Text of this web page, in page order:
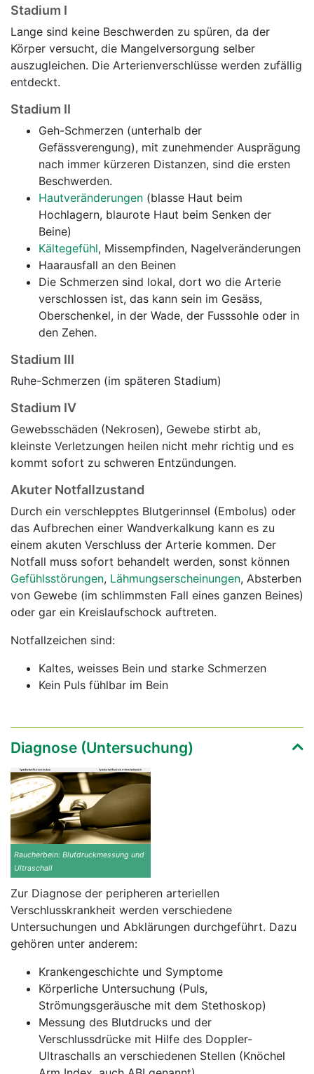
Stadium I
Lange sind keine Beschwerden zu spüren, da der
Körper versucht, die Mangelversorgung selber
auszugleichen. Die Arterienverschlüsse werden zufällig
entdeckt.
Stadium II
Geh-Schmerzen (unterhalb der
Gefässverengung), mit zunehmender Ausprägung
nach immer kürzeren Distanzen, sind die ersten
Beschwerden.
Hautveränderungen (blasse Haut beim
Hochlagern, blaurote Haut beim Senken der
Beine)
Kältegefühl, Missempfinden, Nagelveränderungen
Haarausfall an den Beinen
Die Schmerzen sind lokal, dort wo die Arterie
verschlossen ist, das kann sein im Gesäss,
Oberschenkel, in der Wade, der Fusssohle oder in
den Zehen.
Stadium III
Ruhe-Schmerzen (im späteren Stadium)
Stadium IV
Gewebsschäden (Nekrosen), Gewebe stirbt ab,
kleinste Verletzungen heilen nicht mehr richtig und es
kommt sofort zu schweren Entzündungen.
Akuter Notfallzustand
Durch ein verschlepptes Blutgerinnsel (Embolus) oder
das Aufbrechen einer Wandverkalkung kann es zu
einem akuten Verschluss der Arterie kommen. Der
Notfall muss sofort behandelt werden, sonst können
Gefühlsstörungen, Lähmungserscheinungen, Absterben
von Gewebe (im schlimmsten Fall eines ganzen Beines)
oder gar ein Kreislaufschock auftreten.
Notfallzeichen sind:
Kaltes, weisses Bein und starke Schmerzen
Kein Puls fühlbar im Bein
Diagnose (Untersuchung)
Raucherbein: Blutdruckmessung und
Ultraschall
Zur Diagnose der peripheren arteriellen
Verschlusskrankheit werden verschiedene
Untersuchungen und Abklärungen durchgeführt. Dazu
gehören unter anderem:
Krankengeschichte und Symptome
Körperliche Untersuchung (Puls,
Strömungsgeräusche mit dem Stethoskop)
Messung des Blutdrucks und der
Verschlussdrücke mit Hilfe des Doppler-
Ultraschalls an verschiedenen Stellen (Knöchel